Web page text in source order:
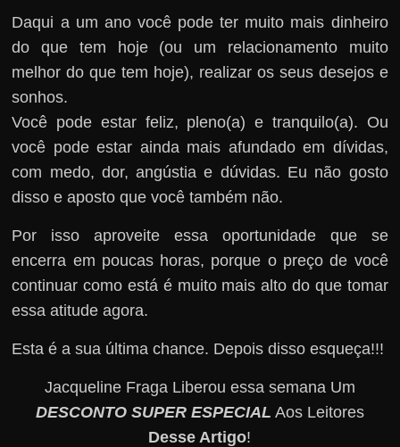
Daqui a um ano você pode ter muito mais dinheiro
do que tem hoje (ou um relacionamento muito
melhor do que tem hoje), realizar os seus desejos e
sonhos.
Você pode estar feliz, pleno(a) e tranquilo(a). Ou
você pode estar ainda mais afundado em dívidas,
com medo, dor, angústia e dúvidas. Eu não gosto
disso e aposto que você também não.
Por isso aproveite essa oportunidade que se
encerra em poucas horas, porque o preço de você
continuar como está é muito mais alto do que tomar
essa atitude agora.
Esta é a sua última chance. Depois disso esqueça!!!
Jacqueline Fraga Liberou essa semana Um
DESCONTO SUPER ESPECIAL Aos Leitores
Desse Artigo!